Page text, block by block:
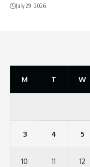
July 29, 2026
M T W
3 4 5
10 11 12